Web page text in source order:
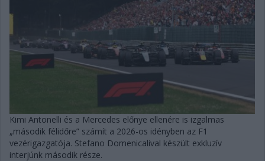
Kimi Antonelli és a Mercedes előnye ellenére is izgalmas
„második félidőre” számít a 2026-os idényben az F1
vezérigazgatója. Stefano Domenicalival készült exkluzív
interjúnk második része.